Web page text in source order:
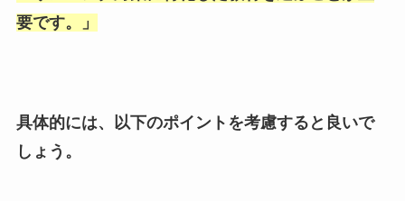
要です。
」
具体的には、以下のポイントを考慮すると良いで
しょう。